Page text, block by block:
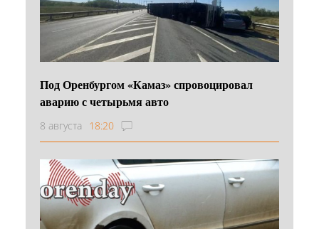
Под Оренбургом «Камаз» спровоцировал
аварию с четырьмя авто
8 августа 18:20